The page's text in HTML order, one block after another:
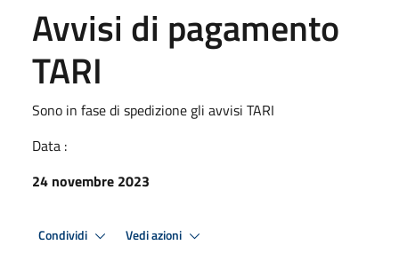
Avvisi di pagamento
TARI
Sono in fase di spedizione gli avvisi TARI
Data :
24 novembre 2023
Condividi Vedi azioni